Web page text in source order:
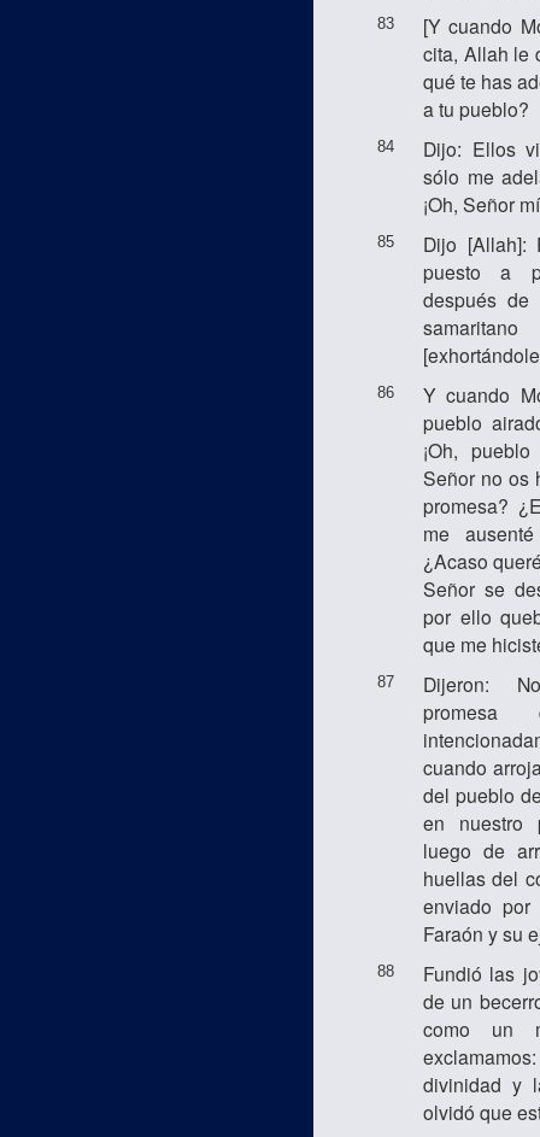
83
[Y cuando
cita, Allah le
qué te has
a tu pueblo?
84
Dijo: Ellos
sólo me
¡Oh, Señor
85
Dijo [Allah]:
puesto a
después
86
Y cuando
pueblo
¡Oh,
Señor no os
promesa?
me
¿Acaso
Señor se
por ello
que me
87
Dijeron:
cuando
del pueblo
en nuestro
luego de
huellas del
enviado
Faraón y su
88
Fundió las
de un
como un
divinidad y
olvidó que